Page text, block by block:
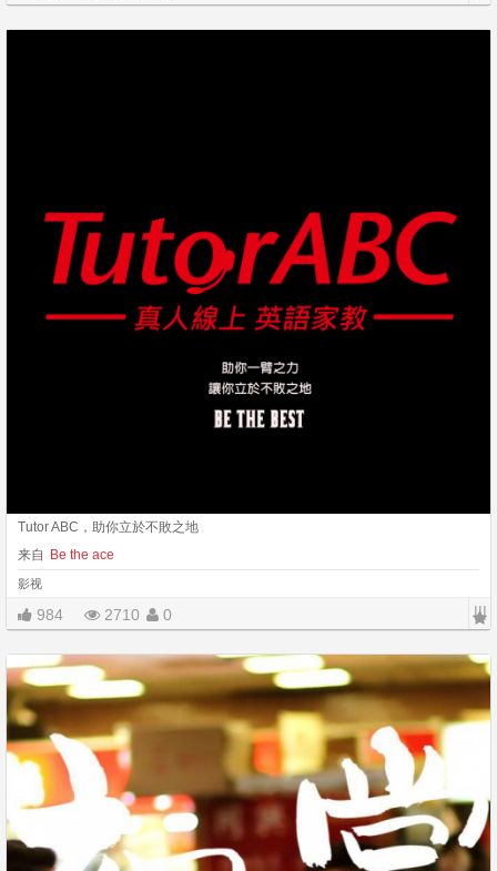
Tutor ABC，助你立於不敗之地
来自
Be the ace
影视
984 2710 0 |||